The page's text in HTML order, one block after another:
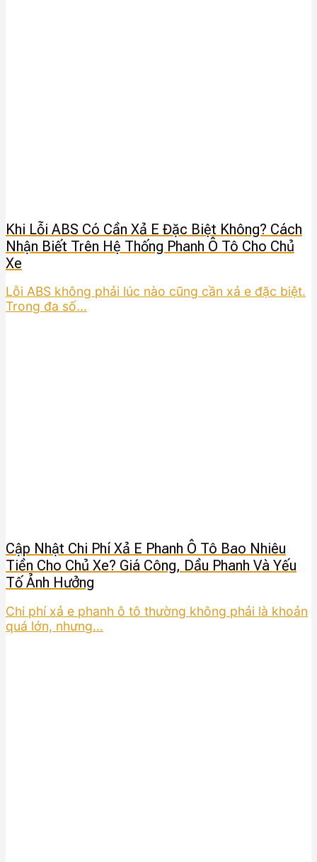
Khi Lỗi ABS Có Cần Xả E Đặc Biệt Không? Cách
Nhận Biết Trên Hệ Thống Phanh Ô Tô Cho Chủ
Xe
Lỗi ABS không phải lúc nào cũng cần xả e đặc biệt.
Trong đa số...
Cập Nhật Chi Phí Xả E Phanh Ô Tô Bao Nhiêu
Tiền Cho Chủ Xe? Giá Công, Dầu Phanh Và Yếu
Tố Ảnh Hưởng
Chi phí xả e phanh ô tô thường không phải là khoản
quá lớn, nhưng...